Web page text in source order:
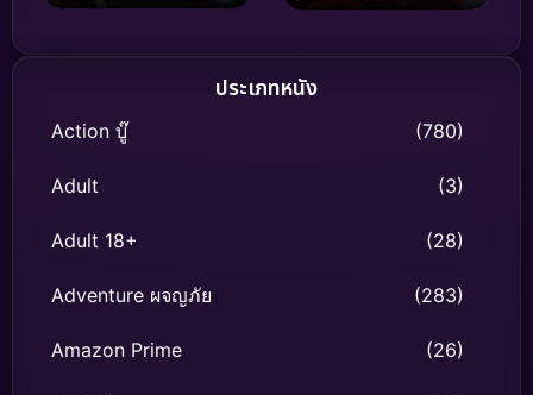
ประเภทหนัง
Action บู๊ (780)
Adult (3)
Adult 18+ (28)
Adventure ผจญภัย (283)
Amazon Prime (26)